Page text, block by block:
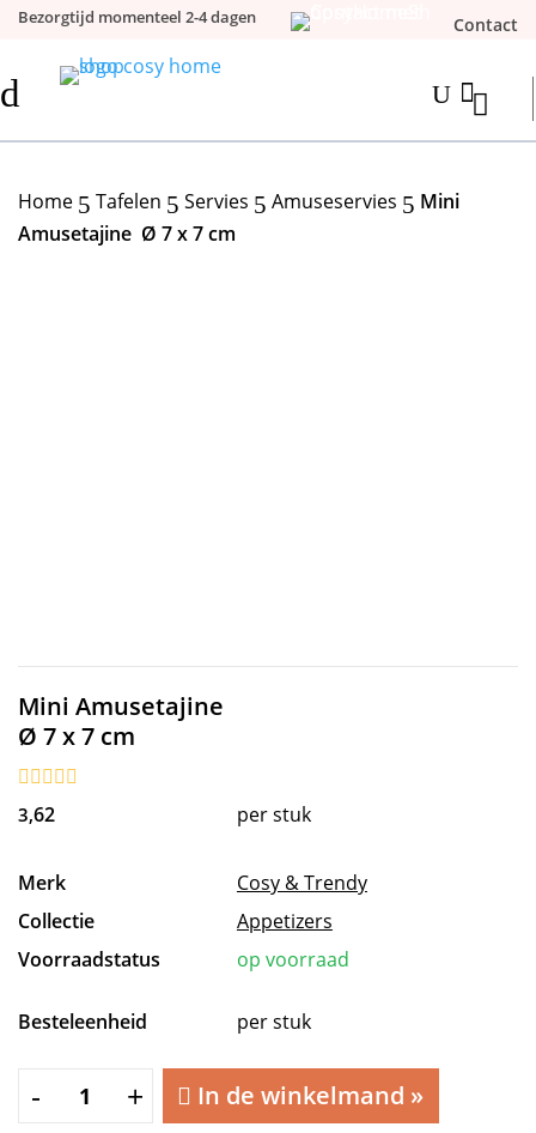
Bezorgtijd momenteel 2-4 dagen Contact
d 
U
Home 5 Tafelen 5 Servies 5 Amuseservies 5 Mini
Amusetajine Ø 7 x 7 cm
Mini Amusetajine
Ø 7 x 7 cm
3,62 per stuk
Merk
Cosy & Trendy
Collectie
Appetizers
Voorraadstatus
op voorraad
Besteleenheid per stuk
-
Mini
+ In de winkelmand »